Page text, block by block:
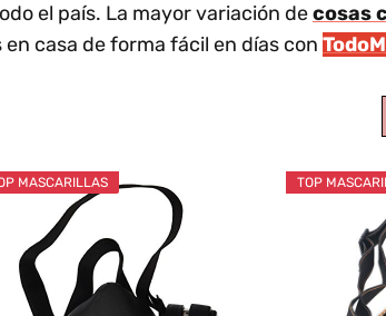
el país. La mayor variación decosas
casa de forma fácil en días con
MASCARILLAS TOP